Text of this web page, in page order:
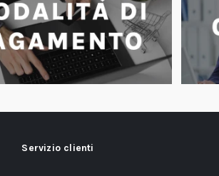
Servizio clienti